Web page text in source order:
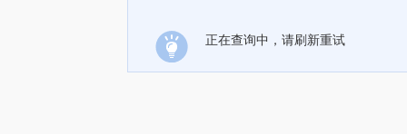
正在查询中，请刷新重试